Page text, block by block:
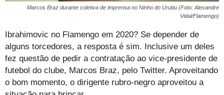
Marcos Braz durante coletiva de imprensa no Ninho do Urubu (Foto: Alexandre
Vidal/Flamengo)
Ibrahimovic no Flamengo em 2020? Se depender de
alguns torcedores, a resposta é sim. Inclusive um deles
fez questão de pedir a contratação ao vice-presidente de
futebol do clube, Marcos Braz, pelo Twitter. Aproveitando
o bom momento, o dirigente rubro-negro aproveitou a